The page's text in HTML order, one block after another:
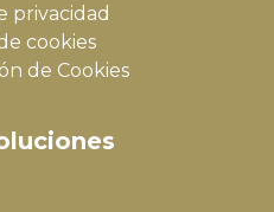
privacidad
cookies
de Cookies